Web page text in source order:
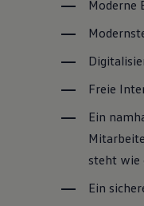
Moderne
Freie
Ein
steht wie
Ein